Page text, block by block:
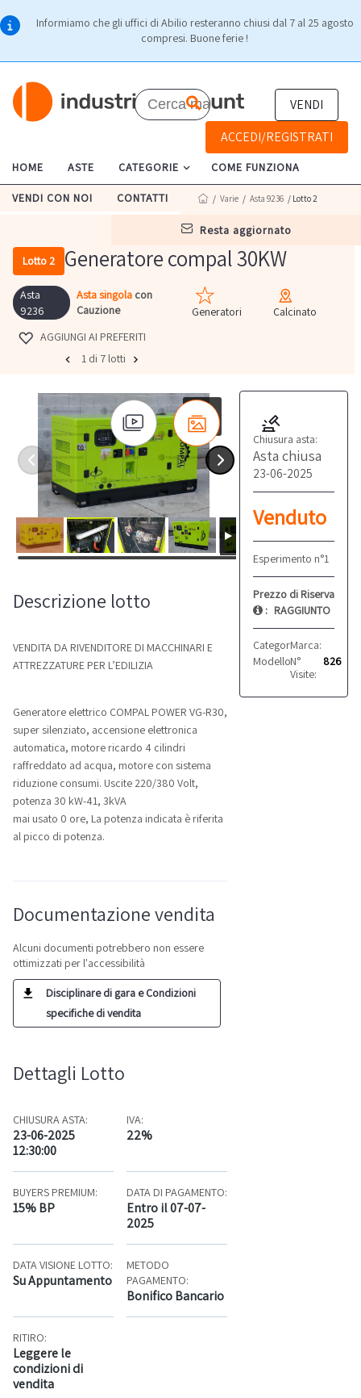
Informiamo che gli uffici di Abilio resteranno chiusi dal 7 al 25 agosto
compresi. Buone ferie !
VENDI
ACCEDI/REGISTRATI
HOME ASTE CATEGORIE COME FUNZIONA
VENDI CON NOI CONTATTI
resta aggiornato
/ Varie / Asta 9236 / Lotto 2
Lotto 2 Generatore compal 30KW
Asta
9236
Asta singola con
Cauzione
Generatori
Calcinato
AGGIUNGI AI PREFERITI
1 di 7 lotti
Chiusura asta:
Asta chiusa
23-06-2025
Venduto
Esperimento n°1
Prezzo di Riserva
: RAGGIUNTO
Categoria: Generatori
Marca:
Modello: Vg-R30
N°
Visite:
826
Descrizione lotto
VENDITA DA RIVENDITORE DI MACCHINARI E
ATTREZZATURE PER L’EDILIZIA
Generatore elettrico COMPAL POWER VG-R30,
super silenziato, accensione elettronica
automatica, motore ricardo 4 cilindri
raffreddato ad acqua, motore con sistema
riduzione consumi. Uscite 220/380 Volt,
potenza 30 kW-41, 3kVA
mai usato 0 ore, La potenza indicata è riferita
al picco di potenza.
Documentazione vendita
Alcuni documenti potrebbero non essere
ottimizzati per l'accessibilità
Disciplinare di gara e Condizioni
specifiche di vendita
Dettagli Lotto
CHIUSURA ASTA:
23-06-2025
12:30:00
IVA:
22%
BUYERS PREMIUM:
15% BP
DATA DI PAGAMENTO:
Entro il 07-07-
2025
DATA VISIONE LOTTO:
Su Appuntamento
METODO
PAGAMENTO:
Bonifico Bancario
RITIRO:
Leggere le
condizioni di
vendita